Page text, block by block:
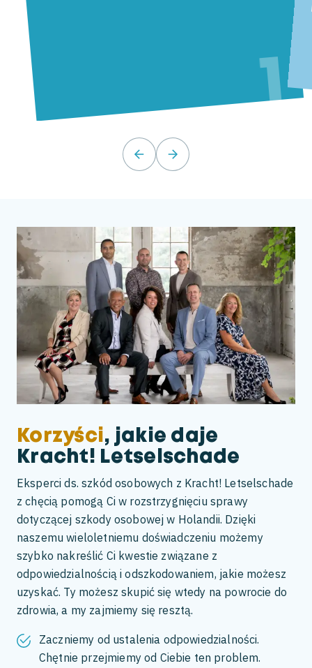
1
prev next
Korzyści, jakie daje
Kracht! Letselschade
Eksperci ds. szkód osobowych z Kracht! Letselschade
z chęcią pomogą Ci w rozstrzygnięciu sprawy
dotyczącej szkody osobowej w Holandii. Dzięki
naszemu wieloletniemu doświadczeniu możemy
szybko nakreślić Ci kwestie związane z
odpowiedzialnością i odszkodowaniem, jakie możesz
uzyskać. Ty możesz skupić się wtedy na powrocie do
zdrowia, a my zajmiemy się resztą.
Zaczniemy od ustalenia odpowiedzialności.
Chętnie przejmiemy od Ciebie ten problem.